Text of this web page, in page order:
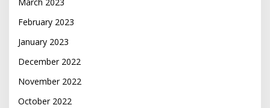
March 2023
February 2023
January 2023
December 2022
November 2022
October 2022